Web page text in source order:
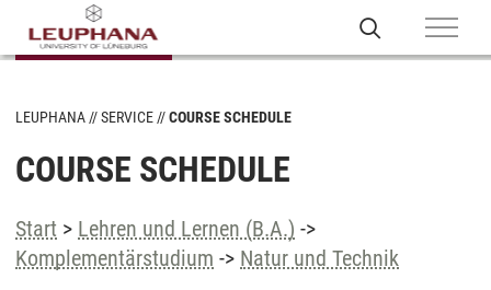
LEUPHANA SERVICE COURSE SCHEDULE
COURSE SCHEDULE
Start > Lehren und Lernen (B.A.) ->
Komplementärstudium -> Natur und Technik